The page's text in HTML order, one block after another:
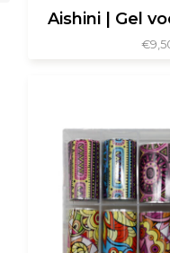
Aishini | Gel
€